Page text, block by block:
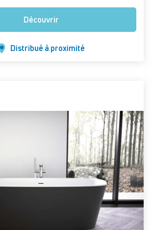
Découvrir
Distribué à proximité